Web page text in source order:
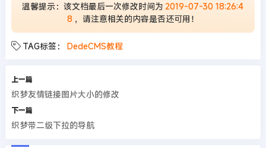
温馨提示：该文档最后一次修改时间为 2019-07-30 18:26:4
8 ，请注意相关的内容是否还可用！
TAG标签： DedeCMS教程
上一篇
织梦友情链接图片大小的修改
下一篇
织梦带二级下拉的导航